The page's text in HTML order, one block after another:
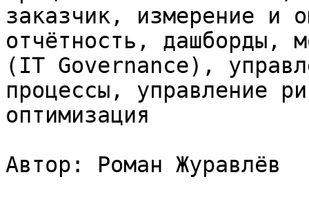
заказчик, измерение и
отчётность, дашборды,
(IT Governance),
процессы, управление
оптимизация
Автор: Роман Журавлёв